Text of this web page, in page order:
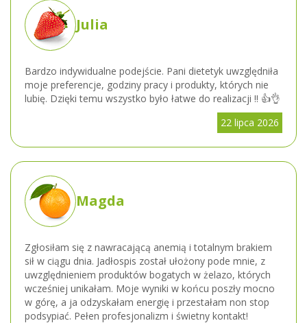
Julia
Bardzo indywidualne podejście. Pani dietetyk uwzględniła
moje preferencje, godziny pracy i produkty, których nie
lubię. Dzięki temu wszystko było łatwe do realizacji !! 👍👌
22 lipca 2026
Magda
Zgłosiłam się z nawracającą anemią i totalnym brakiem
sił w ciągu dnia. Jadłospis został ułożony pode mnie, z
uwzględnieniem produktów bogatych w żelazo, których
wcześniej unikałam. Moje wyniki w końcu poszły mocno
w górę, a ja odzyskałam energię i przestałam non stop
podsypiać. Pełen profesjonalizm i świetny kontakt!